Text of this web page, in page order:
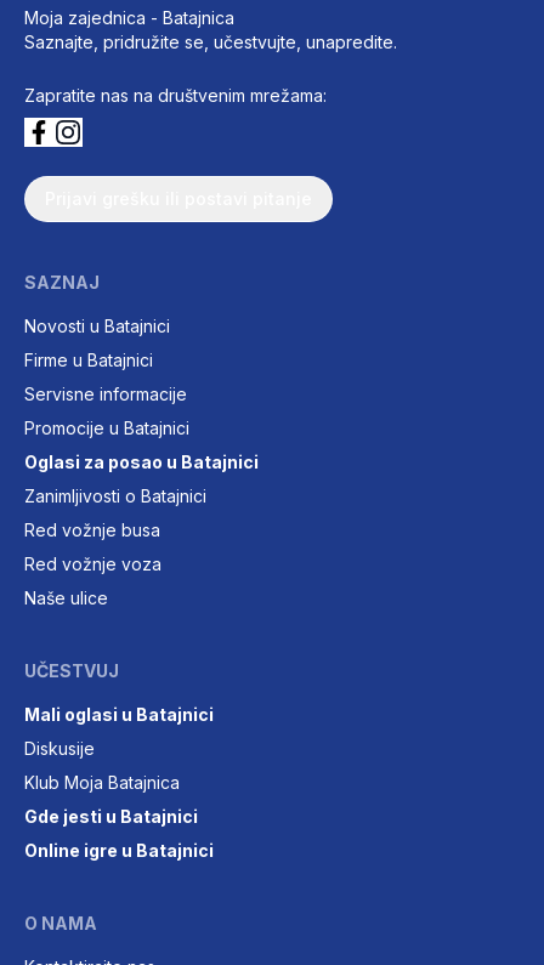
Moja zajednica - Batajnica
Saznajte, pridružite se, učestvujte, unapredite.
Zapratite nas na društvenim mrežama:
SAZNAJ
Novosti u Batajnici
Firme u Batajnici
Servisne informacije
Promocije u Batajnici
Oglasi za posao u Batajnici
Zanimljivosti o Batajnici
Red vožnje busa
Red vožnje voza
Naše ulice
UČESTVUJ
Mali oglasi u Batajnici
Diskusije
Klub Moja Batajnica
Gde jesti u Batajnici
Online igre u Batajnici
O NAMA